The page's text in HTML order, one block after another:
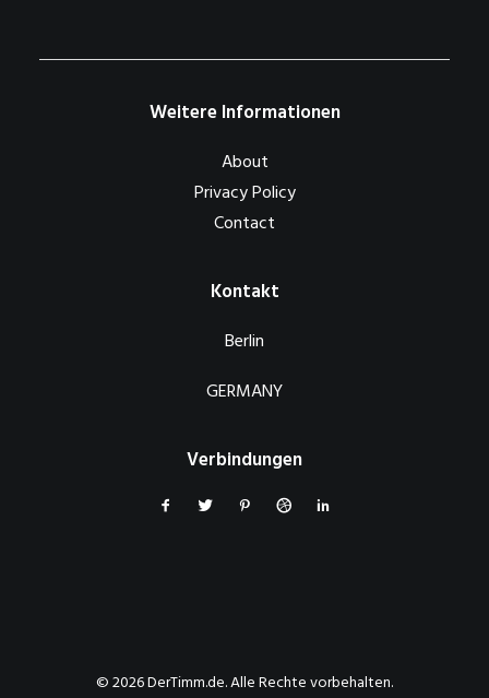
Weitere Informationen
About
Privacy Policy
Contact
Kontakt
Berlin
GERMANY
Verbindungen
© 2026 DerTimm.de. Alle Rechte vorbehalten.